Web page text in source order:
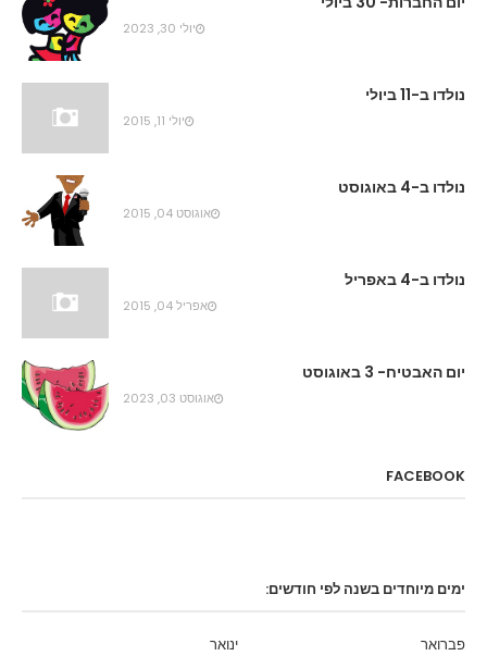
יולי 30, 2023
נולדו ב-11 ביולי
יולי 11, 2015
נולדו ב-4 באוגוסט
אוגוסט 04, 2015
נולדו ב-4 באפריל
אפריל 04, 2015
יום האבטיח- 3 באוגוסט
אוגוסט 03, 2023
FACEBOOK
ימים מיוחדים בשנה לפי חודשים:
ינואר
פברואר